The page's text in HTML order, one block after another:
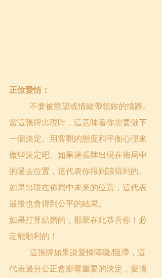
正位愛情：
不要被慾望或情緒帶領妳的情路。
當這張牌出現時，這意味着你需要做下
一個決定。用客觀的態度和平衡心理來
做些決定吧。如果這張牌出現在佈局中
的過去位置，這代表你得到該得到的。
如果出現在佈局中未來的位置，這代表
最後也會得到公平的結果。
如果打算結婚的，那麼在此恭喜你！必
定能順利的！
這張牌如果談愛情障礙/阻滯，這
代表過分公正會影響重要的決定，愛情